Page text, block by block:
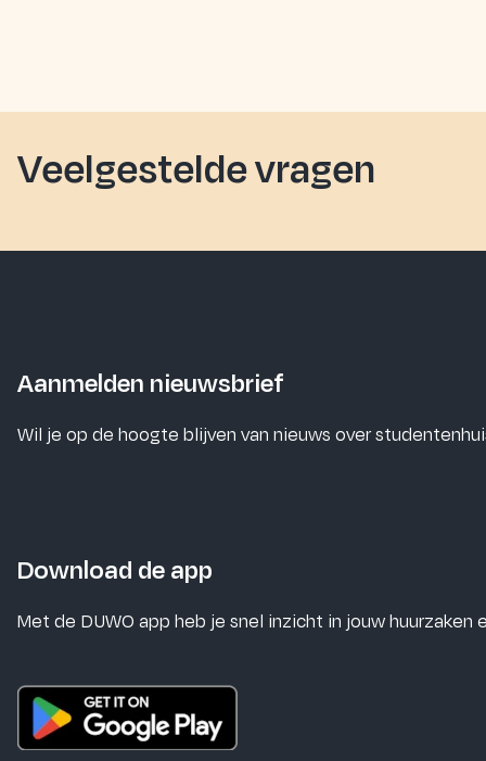
Veelgestelde vragen
Aanmelden nieuwsbrief
Wil je op de hoogte blijven van nieuws over
Download de app
Met de DUWO app heb je snel inzicht in jouw